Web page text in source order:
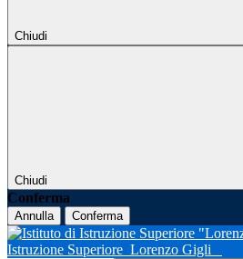
Chiudi
Chiudi
Conferma
Annulla Conferma
Istruzione Superiore Lorenzo Gigli